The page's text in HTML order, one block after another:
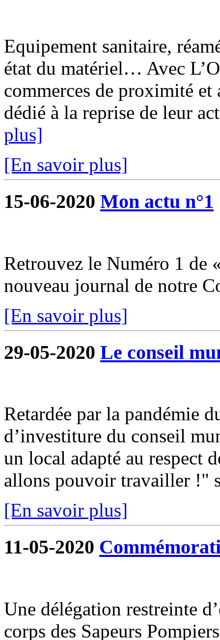
Equipement sanitaire,
état du matériel… Avec
commerces de proximité
dédié à la reprise de leur
plus]
[En savoir plus]
15-06-2020 Mon actu n°1
Retrouvez le Numéro 1 de
nouveau journal de notre
[En savoir plus]
29-05-2020 Le conseil
Retardée par la pandémie
d’investiture du conseil
un local adapté au respect
allons pouvoir travailler !"
[En savoir plus]
11-05-2020
Une délégation restreinte
corps des Sapeurs